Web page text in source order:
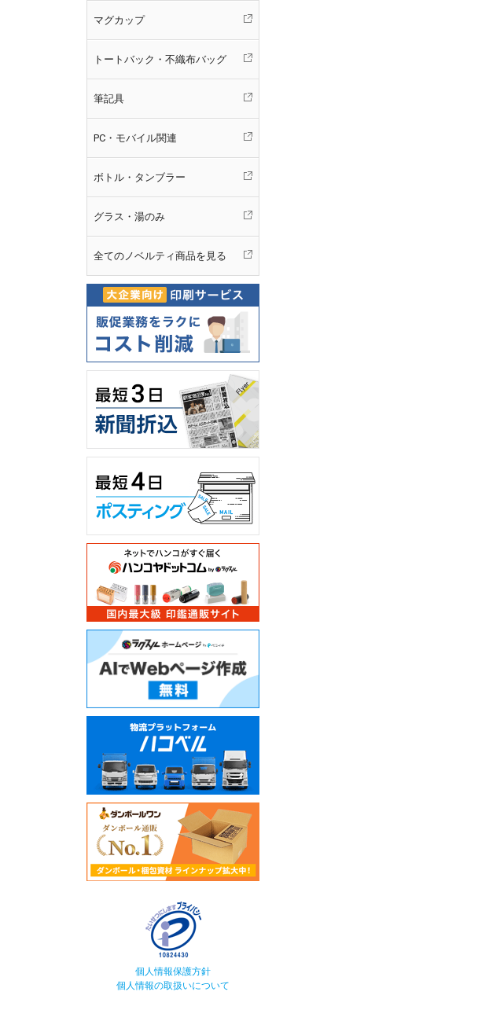
マグカップ
トートバック・不織布バッグ
筆記具
PC・モバイル関連
ボトル・タンブラー
グラス・湯のみ
全てのノベルティ商品を見る
個人情報保護方針
個人情報の取扱いについて